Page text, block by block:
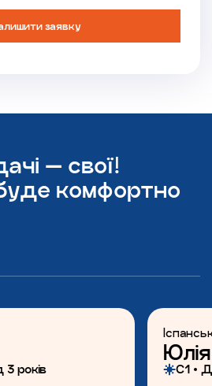
заявку
— свої!
комфортно
років
Юлія
С1